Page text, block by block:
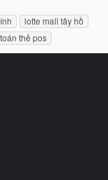
lotte mall tây hồ
thẻ pos